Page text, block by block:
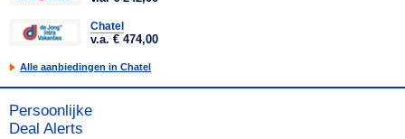
Chatel
v.a. € 474,00
Alle aanbiedingen in Chatel
Persoonlijke
Deal Alerts